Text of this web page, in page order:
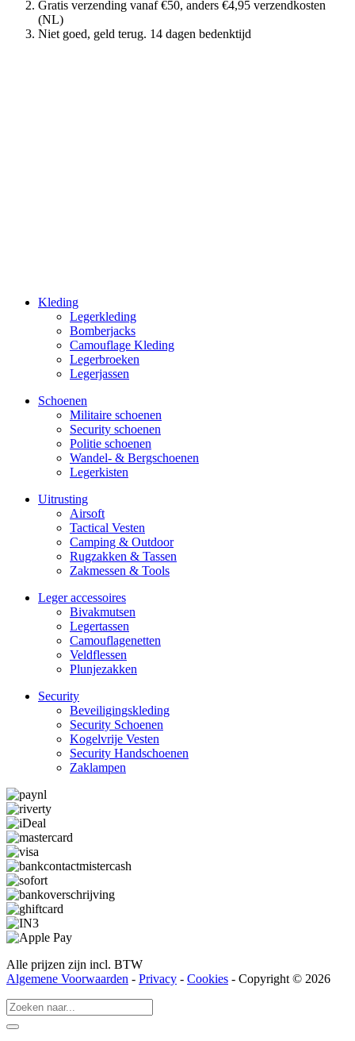
Gratis verzending vanaf €50, anders €4,95 verzendkosten
(NL)
Niet goed, geld terug. 14 dagen bedenktijd
Kleding
Legerkleding
Bomberjacks
Camouflage Kleding
Legerbroeken
Legerjassen
Schoenen
Militaire schoe­nen
Security schoenen
Politie schoenen
Wandel- & Berg­­schoenen
Legerkisten
Uitrusting
Airsoft
Tactical Ves­ten
Camping & Outdoor
Rugzakken & Tassen
Zakmessen & Tools
Leger accessoires
Bivakmutsen
Legertassen
Camouflage­­netten
Veldflessen
Plunjezakken
Security
Beveiligings­­kleding
Security Schoenen
Kogelvrije Vesten
Security Hand­­schoenen
Zaklampen
Alle prijzen zijn incl. BTW
Algemene Voorwaarden - Privacy - Cookies - Copyright © 2026